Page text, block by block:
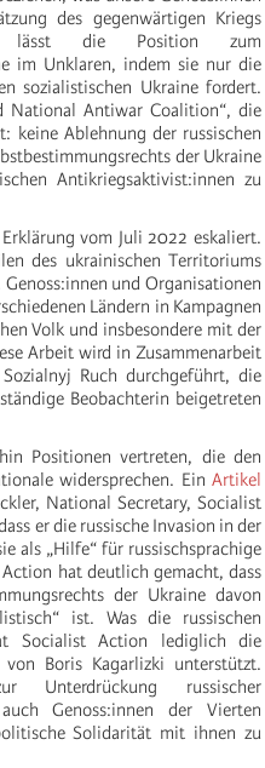
des gegenwärtigen Kriegs
lässt die Position zum
im Unklaren, indem sie nur die
sozialistischen Ukraine fordert.
National Antiwar Coalition“, die
keine Ablehnung der russischen
der Ukraine
Antikriegsaktivist:innen zu
vom Juli 2022 eskaliert.
des ukrainischen Territoriums
und Organisationen
Ländern in Kampagnen
Volk und insbesondere mit der
Arbeit wird in Zusammenarbeit
Ruch durchgeführt, die
Beobachterin beigetreten
Positionen vertreten, die den
widersprechen. Ein Artikel
National Secretary, Socialist
er die russische Invasion in der
als „Hilfe“ für russischsprachige
hat deutlich gemacht, dass
der Ukraine davon
ist. Was die russischen
Socialist Action lediglich die
Boris Kagarlizki unterstützt.
Unterdrückung russischer
Genoss:innen der Vierten
Solidarität mit ihnen zu